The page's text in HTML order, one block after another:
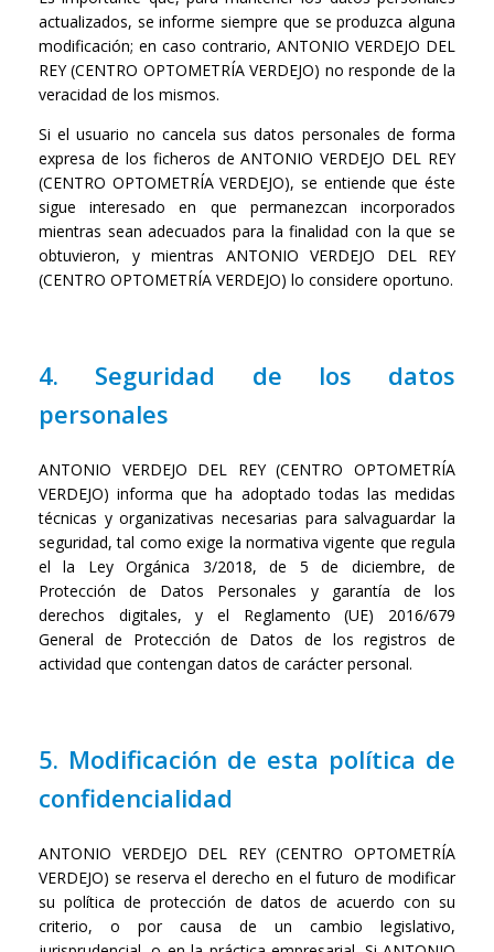
actualizados, se informe siempre que se produzca alguna
modificación; en caso contrario, ANTONIO VERDEJO DEL
REY (CENTRO OPTOMETRÍA VERDEJO) no responde de la
veracidad de los mismos.
Si el usuario no cancela sus datos personales de forma
expresa de los ficheros de ANTONIO VERDEJO DEL REY
(CENTRO OPTOMETRÍA VERDEJO), se entiende que éste
sigue interesado en que permanezcan incorporados
mientras sean adecuados para la finalidad con la que se
obtuvieron, y mientras ANTONIO VERDEJO DEL REY
(CENTRO OPTOMETRÍA VERDEJO) lo considere oportuno.
4. Seguridad de los datos
personales
ANTONIO VERDEJO DEL REY (CENTRO OPTOMETRÍA
VERDEJO) informa que ha adoptado todas las medidas
técnicas y organizativas necesarias para salvaguardar la
seguridad, tal como exige la normativa vigente que regula
el la Ley Orgánica 3/2018, de 5 de diciembre, de
Protección de Datos Personales y garantía de los
derechos digitales, y el Reglamento (UE) 2016/679
General de Protección de Datos de los registros de
actividad que contengan datos de carácter personal.
5. Modificación de esta política de
confidencialidad
ANTONIO VERDEJO DEL REY (CENTRO OPTOMETRÍA
VERDEJO) se reserva el derecho en el futuro de modificar
su política de protección de datos de acuerdo con su
criterio, o por causa de un cambio legislativo,